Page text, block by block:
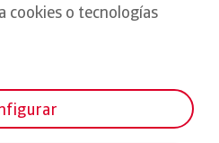
cookies o tecnologías